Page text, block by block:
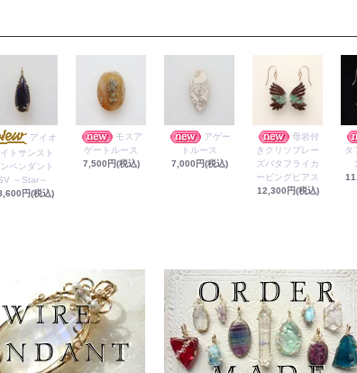
アイオ
トサンスト
ペンダント
～Star～
円(税込)
モスア
ゲートルース
7,500円(税込)
アゲー
トルース
7,000円(税込)
母岩付
きクリソプレー
ズバタフライカ
ービングピアス
12,300円(税込)
タ